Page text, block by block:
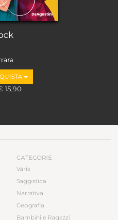
15,90
CATEGORIE
Varia
Saggistica
Narrativa
Geografia
Bambini e Ragazzi